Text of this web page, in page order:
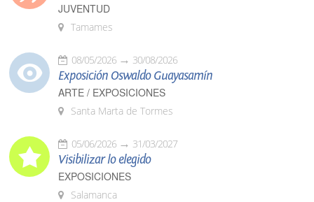
JUVENTUD
Tamames
08/05/2026 30/08/2026
Exposición Oswaldo Guayasamín
ARTE / EXPOSICIONES
Santa Marta de Tormes
05/06/2026 31/03/2027
Visibilizar lo elegido
EXPOSICIONES
Salamanca